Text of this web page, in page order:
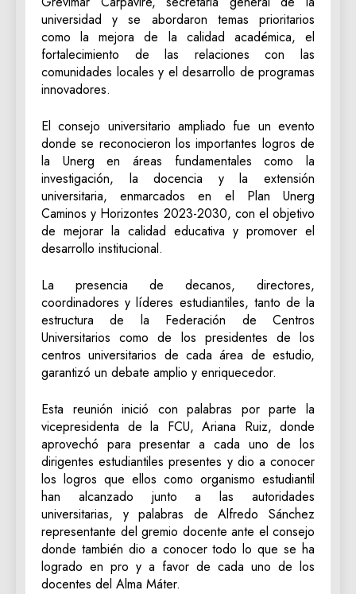
universidad y se abordaron temas prioritarios
como la mejora de la calidad académica, el
fortalecimiento de las relaciones con las
comunidades locales y el desarrollo de programas
innovadores.
El consejo universitario ampliado fue un evento
donde se reconocieron los importantes logros de
la Unerg en áreas fundamentales como la
investigación, la docencia y la extensión
universitaria, enmarcados en el Plan Unerg
Caminos y Horizontes 2023-2030, con el objetivo
de mejorar la calidad educativa y promover el
desarrollo institucional.
La presencia de decanos, directores,
coordinadores y líderes estudiantiles, tanto de la
estructura de la Federación de Centros
Universitarios como de los presidentes de los
centros universitarios de cada área de estudio,
garantizó un debate amplio y enriquecedor.
Esta reunión inició con palabras por parte la
vicepresidenta de la FCU, Ariana Ruiz, donde
aprovechó para presentar a cada uno de los
dirigentes estudiantiles presentes y dio a conocer
los logros que ellos como organismo estudiantil
han alcanzado junto a las autoridades
universitarias, y palabras de Alfredo Sánchez
representante del gremio docente ante el consejo
donde también dio a conocer todo lo que se ha
logrado en pro y a favor de cada uno de los
docentes del Alma Máter.